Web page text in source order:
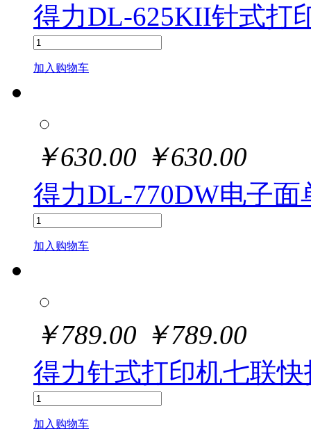
得力DL-625KII针式打
加入购物车
￥630.00 ￥630.00
得力DL-770DW电子
加入购物车
￥789.00 ￥789.00
得力针式打印机七联快
加入购物车